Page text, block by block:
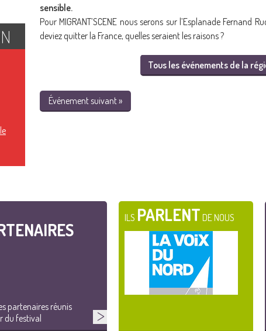
sensible.
Pour MIGRANT’SCENE nous serons sur l’Esplanade Fernand
deviez quitter la France, quelles seraient les raisons ?
Tous les événements de la
Événement suivant »
partenaires réunis
du festival
ILS PARLENT DE NOUS